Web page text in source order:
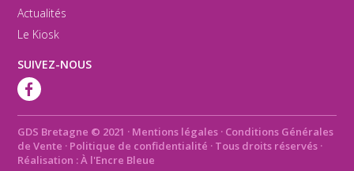
Actualités
Le Kiosk
SUIVEZ-NOUS
GDS Bretagne © 2021 · Mentions légales · Conditions Générales
de Vente · Politique de confidentialité · Tous droits réservés ·
Réalisation :À l'Encre Bleue